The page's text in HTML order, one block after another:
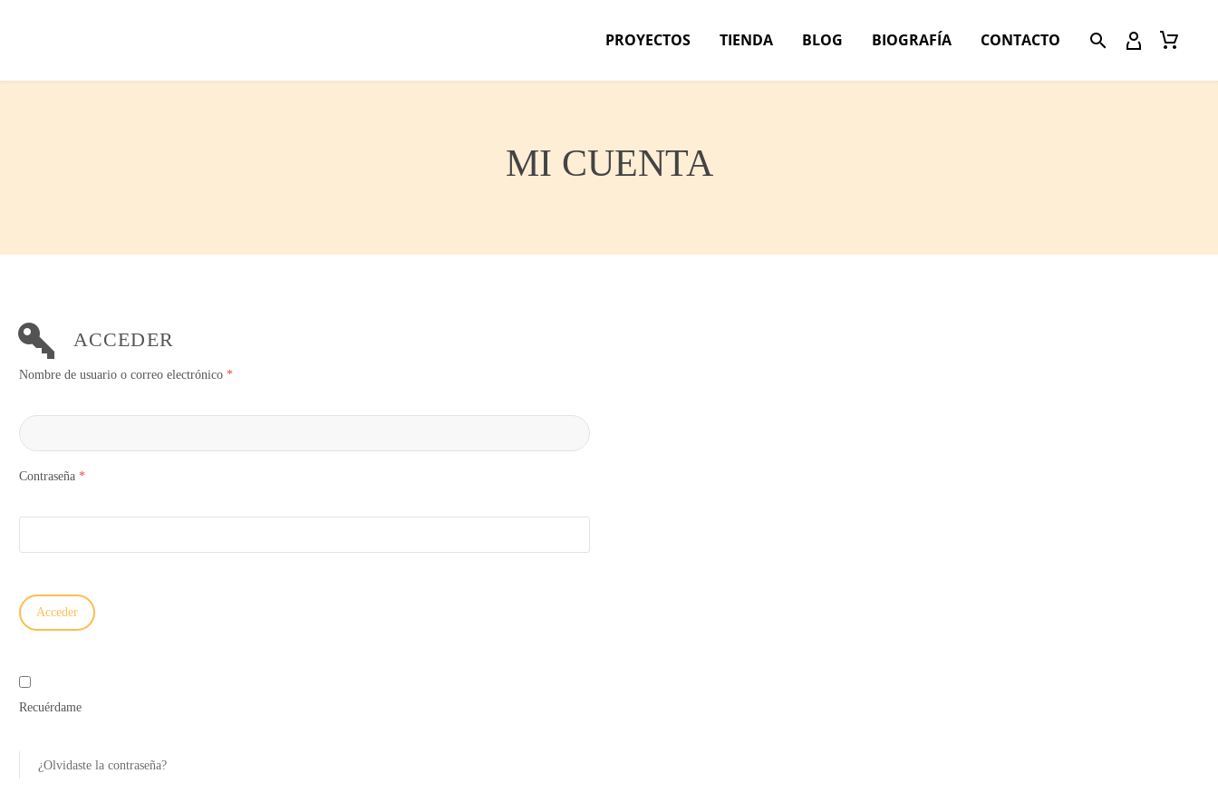
PROYECTOS TIENDA BLOG BIOGRAFÍA CONTACTO
MI CUENTA
ACCEDER
Nombre de usuario o correo electrónico *
Contraseña *
Acceder
Recuérdame
¿Olvidaste la contraseña?